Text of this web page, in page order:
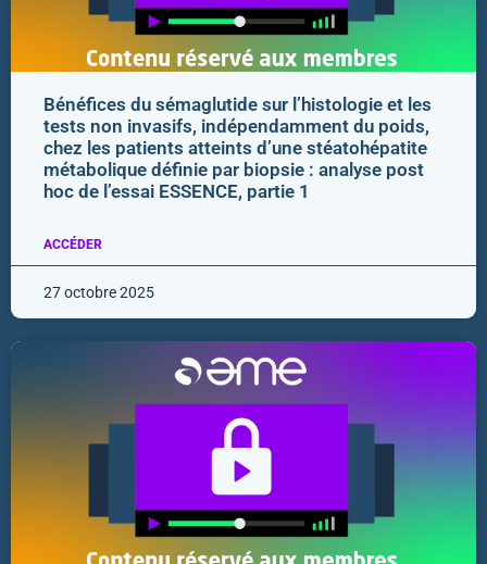
Bénéfices du sémaglutide sur l’histologie et les
tests non invasifs, indépendamment du poids,
chez les patients atteints d’une stéatohépatite
métabolique définie par biopsie : analyse post
hoc de l’essai ESSENCE, partie 1
ACCÉDER
27 octobre 2025